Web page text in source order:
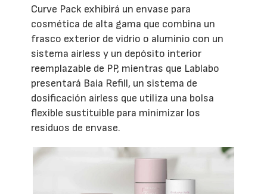
Curve Pack exhibirá un envase para
cosmética de alta gama que combina un
frasco exterior de vidrio o aluminio con un
sistema airless y un depósito interior
reemplazable de PP, mientras que Lablabo
presentará Baia Refill, un sistema de
dosificación airless que utiliza una bolsa
flexible sustituible para minimizar los
residuos de envase.